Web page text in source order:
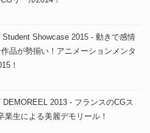
Showcase 2015 - 動きで感情
品が勢揃い！アニメーションメンタ
！
2013 - フランスのCGス
業生による美麗デモリール！